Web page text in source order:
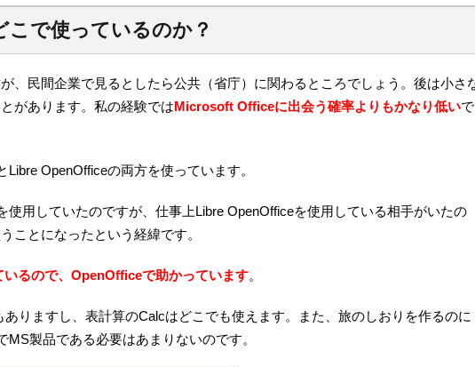
で使っているのか？
、民間企業で見るとしたら公共（省庁）に関わるところでしょう。後は小さ
があります。私の経験ではMicrosoft Officeに出会う確率よりもかなり低いで
OpenOfficeの両方を使っています。
使用していたのですが、仕事上Libre OpenOfficeを使用している相手がいたの
ことになったという経緯です。
るので、OpenOfficeで助かっています。
りますし、表計算のCalcはどこでも使えます。また、旅のしおりを作るのに
製品である必要はあまりないのです。